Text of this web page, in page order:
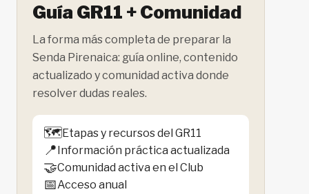
Guía GR11 + Comunidad
La forma más completa de preparar la
Senda Pirenaica: guía online, contenido
actualizado y comunidad activa donde
resolver dudas reales.
🗺️Etapas y recursos del GR11
📍Información práctica actualizada
🤝Comunidad activa en el Club
📅Acceso anual